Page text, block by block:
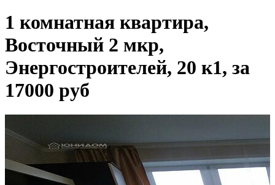
1 комнатная квартира,
Восточный 2 мкр,
Энергостроителей, 20 к1, за
17000 руб